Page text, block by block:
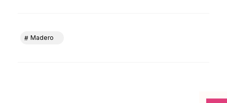
Madero